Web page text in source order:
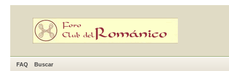
FAQ Buscar